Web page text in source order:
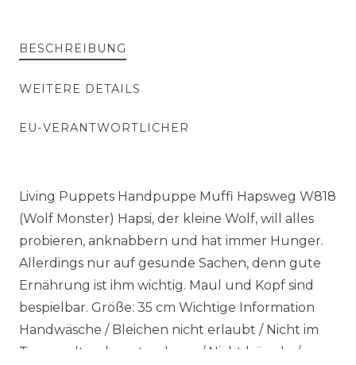
BESCHREIBUNG
WEITERE DETAILS
EU-VERANTWORTLICHER
Living Puppets Handpuppe Muffi Hapsweg W818
(Wolf Monster) Hapsi, der kleine Wolf, will alles
probieren, anknabbern und hat immer Hunger.
Allerdings nur auf gesunde Sachen, denn gute
Ernährung ist ihm wichtig. Maul und Kopf sind
bespielbar. Größe: 35 cm Wichtige Information
Handwäsche / Bleichen nicht erlaubt / Nicht im
Trommeltrockner trocknen / Nicht bügeln /